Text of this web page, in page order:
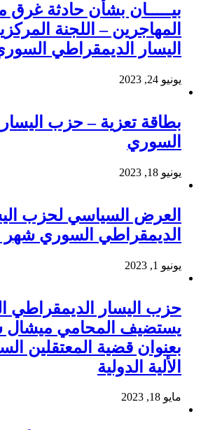
بيـــــان بشأن حادثة
المهاجرين – اللجنة
اليسار الديمقراطي
يونيو 24, 2023
بطاقة تعزية – حزب
السوري
يونيو 18, 2023
العرض السياسي لحزب
الديمقراطي السوري شهر
يونيو 1, 2023
حزب اليسار الديمقراطي
يستضيف المحامي ميشال
بعنوان قضية المعتقلين
الألية الدولية
مايو 18, 2023